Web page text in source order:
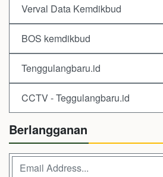
Verval Data Kemdikbud
BOS kemdikbud
Tenggulangbaru.id
CCTV - Teggulangbaru.id
Berlangganan